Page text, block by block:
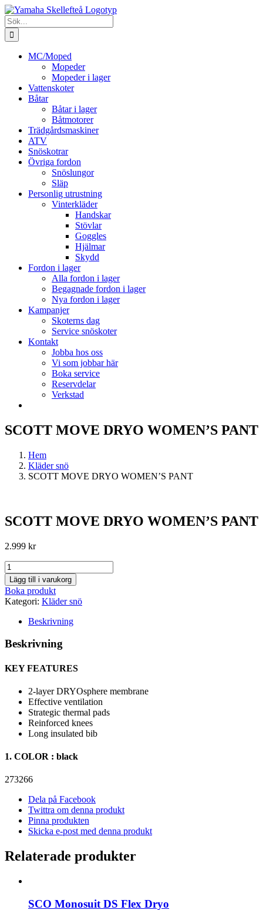
Fortsätt
till
innehållet
Sök
efter:
MC/Moped
Mopeder
Mopeder i lager
Vattenskoter
Båtar
Båtar i lager
Båtmotorer
Trädgårdsmaskiner
ATV
Snöskotrar
Övriga fordon
Snöslungor
Släp
Personlig utrustning
Vinterkläder
Handskar
Stövlar
Goggles
Hjälmar
Skydd
Fordon i lager
Alla fordon i lager
Begagnade fordon i lager
Nya fordon i lager
Kampanjer
Skoterns dag
Service snöskoter
Kontakt
Jobba hos oss
Vi som jobbar här
Boka service
Reservdelar
Verkstad
SCOTT MOVE DRYO WOMEN’S PANT
Hem
Kläder snö
SCOTT MOVE DRYO WOMEN’S PANT
SCOTT MOVE DRYO WOMEN’S PANT
2.999 kr
SCOTT
MOVE
DRYO
WOMEN'S
PANT
mängd
Lägg till i varukorg
Boka produkt
Kategori: Kläder snö
Beskrivning
Beskrivning
KEY FEATURES
2-layer DRYOsphere membrane
Effective ventilation
Strategic thermal pads
Reinforced knees
Long insulated bib
1. COLOR : black
273266
Dela på Facebook
Twittra om denna produkt
Pinna produkten
Skicka e-post med denna produkt
Relaterade produkter
SCO Monosuit DS Flex Dryo